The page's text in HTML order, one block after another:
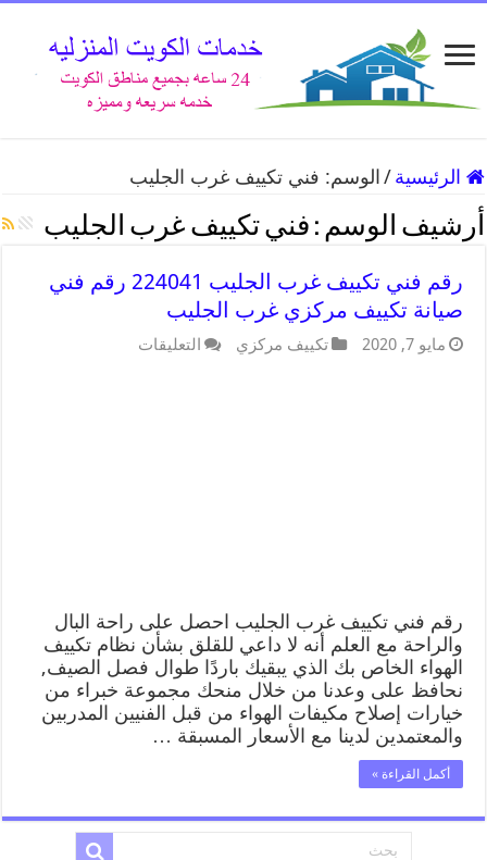
الرئيسية / الوسم: فني تكييف غرب الجليب
أرشيف الوسم : فني تكييف غرب الجليب
رقم فني تكييف غرب الجليب 224041 رقم فني
صيانة تكييف مركزي غرب الجليب
مايو 7, 2020 تكييف مركزي التعليقات
رقم فني تكييف غرب الجليب احصل على راحة البال
والراحة مع العلم أنه لا داعي للقلق بشأن نظام تكييف
الهواء الخاص بك الذي يبقيك باردًا طوال فصل الصيف,
نحافظ على وعدنا من خلال منحك مجموعة خبراء من
خيارات إصلاح مكيفات الهواء من قبل الفنيين المدربين
والمعتمدين لدينا مع الأسعار المسبقة …
أكمل القراءة »